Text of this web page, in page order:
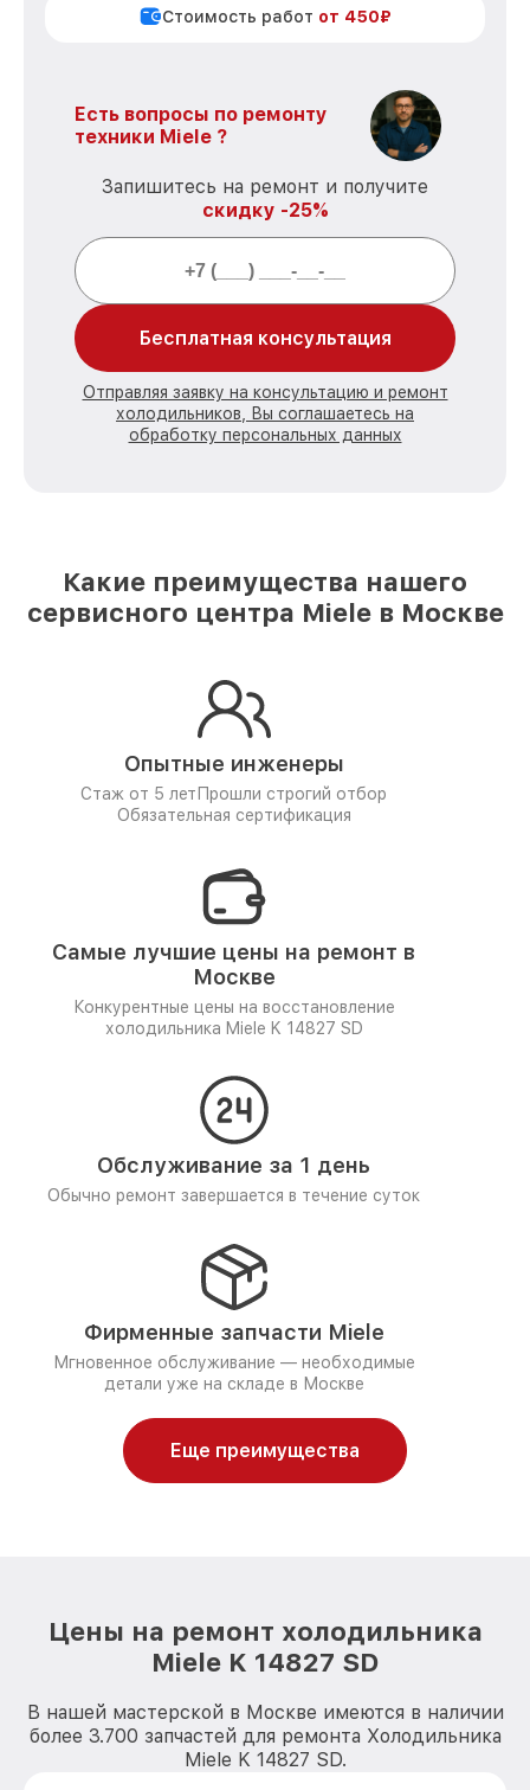
Стоимость работ от 450₽
Есть вопросы по ремонту
техники Miele ?
Запишитесь на ремонт и получите
скидку -25%
Бесплатная консультация
Отправляя заявку на консультацию и ремонт
холодильников, Вы соглашаетесь на
обработку персональных данных
Какие преимущества нашего
сервисного центра Miele в Москве
Опытные инженеры
Стаж от 5 лет Прошли строгий отбор
Обязательная сертификация
Самые лучшие цены на ремонт в
Москве
Конкурентные цены на восстановление
холодильника Miele K 14827 SD
Обслуживание за 1 день
Обычно ремонт завершается в течение суток
Фирменные запчасти Miele
Мгновенное обслуживание — необходимые
детали уже на складе в Москве
Еще преимущества
Цены на ремонт холодильника
Miele K 14827 SD
В нашей мастерской в Москве имеются в наличии
более 3.700 запчастей для ремонта Холодильника
Miele K 14827 SD.